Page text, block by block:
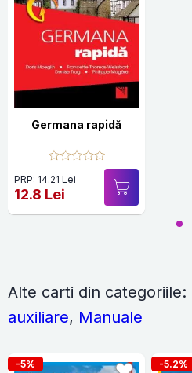
Germana rapidă
PRP: 14.21 Lei
12.8 Lei
Alte carti din categoriile:
auxiliare, Manuale
-5% -5.2%